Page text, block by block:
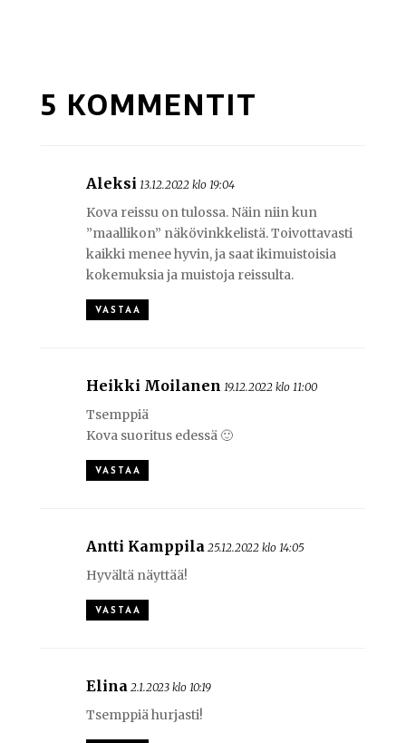
5 KOMMENTIT
Aleksi 13.12.2022 klo 19:04
Kova reissu on tulossa. Näin niin kun
”maallikon” näkövinkkelistä. Toivottavasti
kaikki menee hyvin, ja saat ikimuistoisia
kokemuksia ja muistoja reissulta.
VASTAA
Heikki Moilanen 19.12.2022 klo 11:00
Tsemppiä
Kova suoritus edessä 🙂
VASTAA
Antti Kamppila 25.12.2022 klo 14:05
Hyvältä näyttää!
VASTAA
Elina 2.1.2023 klo 10:19
Tsemppiä hurjasti!